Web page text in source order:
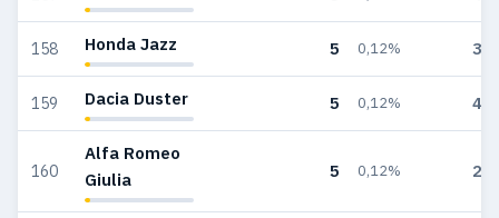
158 Honda Jazz 5 0,12% 31
159 Dacia Duster 5 0,12% 43
160
Alfa Romeo
Giulia
5 0,12% 20